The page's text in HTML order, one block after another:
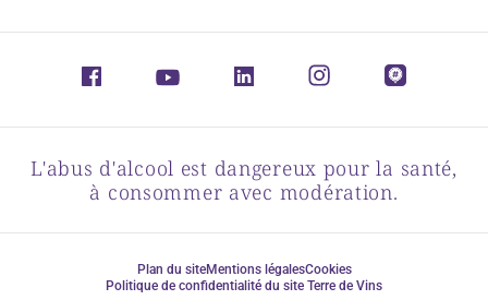
L'abus d'alcool est dangereux pour la santé,
à consommer avec modération.
Plan du siteMentions légalesCookies
Politique de confidentialité du site Terre de Vins